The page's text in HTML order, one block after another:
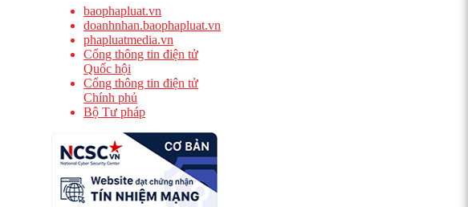
baophapluat.vn
doanhnhan.baophapluat.vn
phapluatmedia.vn
Cổng thông tin điện tử
Quốc hội
Cổng thông tin điện tử
Chính phủ
Bộ Tư pháp